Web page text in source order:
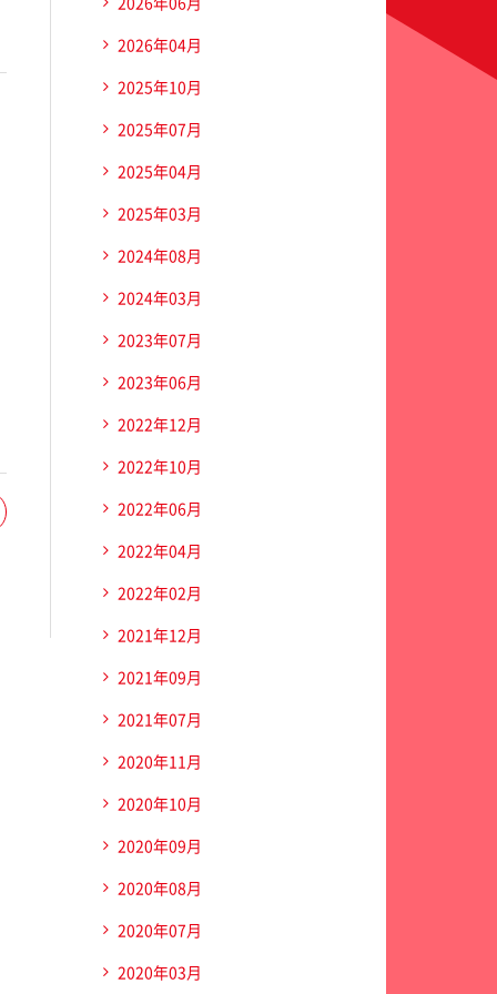
2026年04月
2025年10月
2025年07月
2025年04月
2025年03月
2024年08月
2024年03月
2023年07月
2023年06月
2022年12月
2022年10月
2022年06月
2022年04月
2022年02月
2021年12月
2021年09月
2021年07月
2020年11月
2020年10月
2020年09月
2020年08月
2020年07月
2020年03月